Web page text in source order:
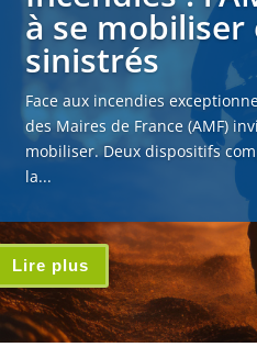
à se
sinistrés
Face aux incendies
des Maires de France (AMF)
mobiliser. Deux dispositifs
la...
Lire plus